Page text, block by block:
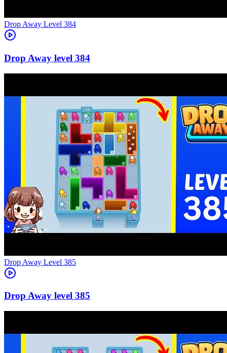
Level 384
384
Level 385
385